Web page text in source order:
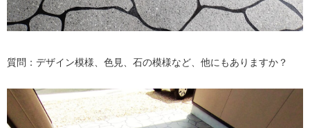
質問：デザイン模様、色見、石の模様など、他にもありますか？